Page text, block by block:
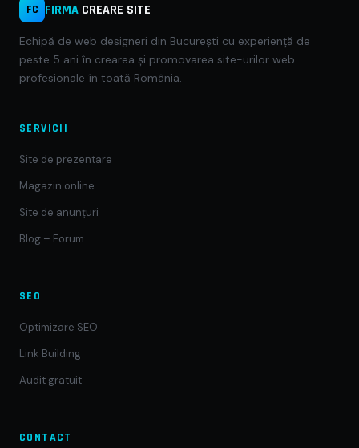
FC FIRMA CREARE SITE
Echipă de web designeri din București cu experiență de
peste 5 ani în crearea și promovarea site-urilor web
profesionale în toată România.
SERVICII
Site de prezentare
Magazin online
Site de anunțuri
Blog – Forum
SEO
Optimizare SEO
Link Building
Audit gratuit
CONTACT